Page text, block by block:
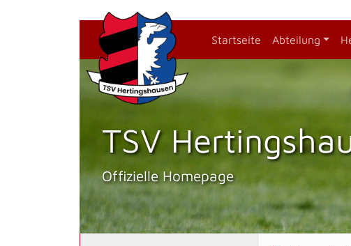
Startseite Abteilung
TSV
Offizielle Homepage